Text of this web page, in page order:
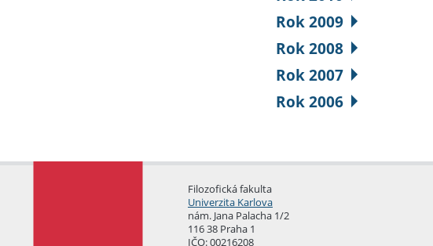
Rok 2009
Rok 2008
Rok 2007
Rok 2006
Filozofická fakulta
Univerzita Karlova
nám. Jana Palacha 1/2
116 38 Praha 1
IČO: 00216208